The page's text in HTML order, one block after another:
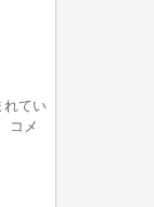
れてい
コメ